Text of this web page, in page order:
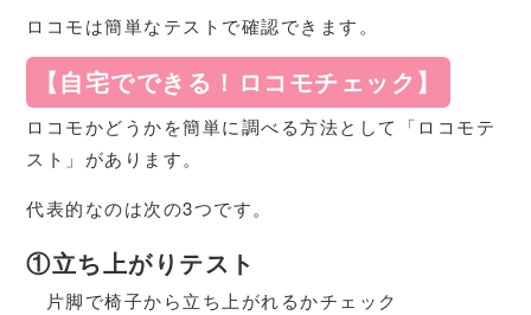
ロコモは簡単なテストで確認できます。
【自宅でできる！ロコモチェック】
ロコモかどうかを簡単に調べる方法として「ロコモテ
スト」があります。
代表的なのは次の3つです。
①立ち上がりテスト
片脚で椅子から立ち上がれるかチェック